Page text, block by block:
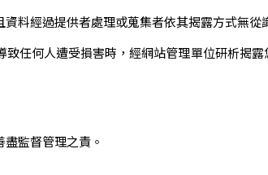
料經過提供者處理或蒐集者依其揭露方式無從
任何人遭受損害時，經網站管理單位研析揭
監督管理之責。